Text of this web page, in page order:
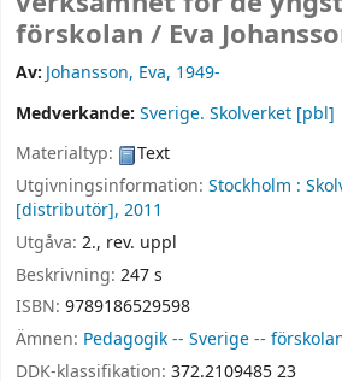
förskolan / Eva
Av:Johansson, Eva, 1949-
Medverkande: Sverige. Skolverket [pbl]
Materialtyp:
Text
Utgivningsinformation: Stockholm :
[distributör], 2011
Utgåva: 2., rev. uppl
Beskrivning: 247 s
ISBN: 9789186529598
Ämnen: Pedagogik -- Sverige --
DDK-klassifikation: 372.2109485 23